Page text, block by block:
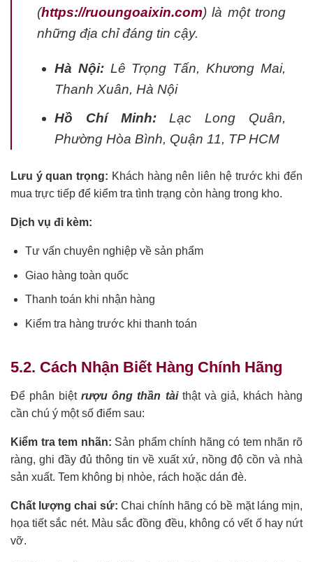
(https://ruoungoaixin.com) là một trong
những địa chỉ đáng tin cậy.
Hà Nội:Lê Trọng Tấn, Khương Mai,
Thanh Xuân, Hà Nội
Hồ Chí Minh:Lạc Long Quân,
Phường Hòa Bình, Quận 11, TP HCM
Lưu ý quan trọng: Khách hàng nên liên hệ trước khi đến
mua trực tiếp để kiểm tra tình trạng còn hàng trong kho.
Dịch vụ đi kèm:
Tư vấn chuyên nghiệp về sản phẩm
Giao hàng toàn quốc
Thanh toán khi nhận hàng
Kiểm tra hàng trước khi thanh toán
5.2. Cách Nhận Biết Hàng Chính Hãng
Để phân biệtrượu ông thần tàithật và giả, khách hàng
cần chú ý một số điểm sau:
Kiểm tra tem nhãn: Sản phẩm chính hãng có tem nhãn rõ
ràng, ghi đầy đủ thông tin về xuất xứ, nồng độ cồn và nhà
sản xuất. Tem không bị nhòe, rách hoặc dán đè.
Chất lượng chai sứ: Chai chính hãng có bề mặt láng mịn,
họa tiết sắc nét. Màu sắc đồng đều, không có vết ố hay nứt
vỡ.